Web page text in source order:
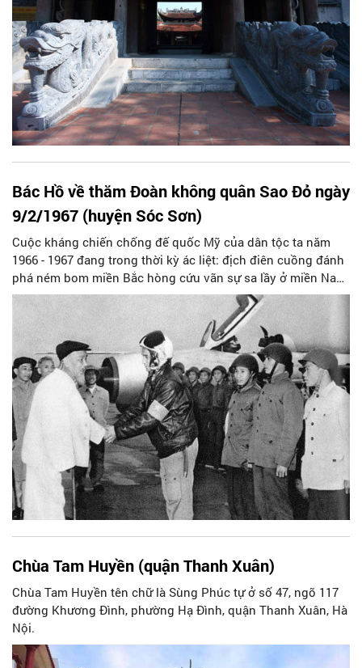
Bác Hồ về thăm Đoàn không quân Sao Đỏ ngày
9/2/1967 (huyện Sóc Sơn)
Cuộc kháng chiến chống đế quốc Mỹ của dân tộc ta năm
1966 - 1967 đang trong thời kỳ ác liệt: địch điên cuồng đánh
phá ném bom miền Bắc hòng cứu vãn sự sa lầy ở miền Nam
và ngăn chặn sự chi viện của miền Bắc. Lúc bấy giờ xã Phú
Cường thuộc huyện Kim Anh, tỉnh Vĩnh Phúc rất gần với sân
bay Nội Bài (còn có tên gọi là sân bay Hương Gia). Không
quân ta cất cánh đánh địch ở sân bay, nhưng máy bay, khí
tài sơ tán ở hầm trong núi, phi công và chuyên gia sơ tán
chủ yếu ở Phú Cường xã ven sông Cà Lồ.
Chùa Tam Huyền (quận Thanh Xuân)
Chùa Tam Huyền tên chữ là Sùng Phúc tự ở số 47, ngõ 117
đường Khương Đình, phường Hạ Đình, quận Thanh Xuân, Hà
Nội.